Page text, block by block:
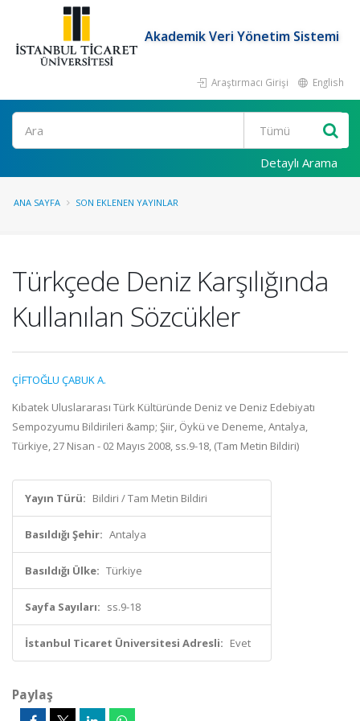
Akademik Veri Yönetim Sistemi
Araştırmacı Girişi English
Ara
Detaylı Arama
ANA SAYFA SON EKLENEN YAYINLAR
Türkçede Deniz Karşılığında
Kullanılan Sözcükler
ÇİFTOĞLU ÇABUK A.
Kıbatek Uluslararası Türk Kültüründe Deniz ve Deniz Edebiyatı
Sempozyumu Bildirileri &amp; Şiir, Öykü ve Deneme, Antalya,
Türkiye, 27 Nisan - 02 Mayıs 2008, ss.9-18, (Tam Metin Bildiri)
Yayın Türü: Bildiri / Tam Metin Bildiri
Basıldığı Şehir: Antalya
Basıldığı Ülke: Türkiye
Sayfa Sayıları: ss.9-18
İstanbul Ticaret Üniversitesi Adresli: Evet
Paylaş